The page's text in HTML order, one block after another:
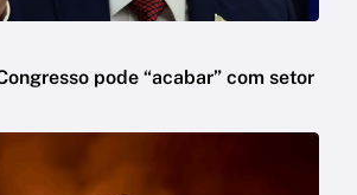
pode “acabar” com setor